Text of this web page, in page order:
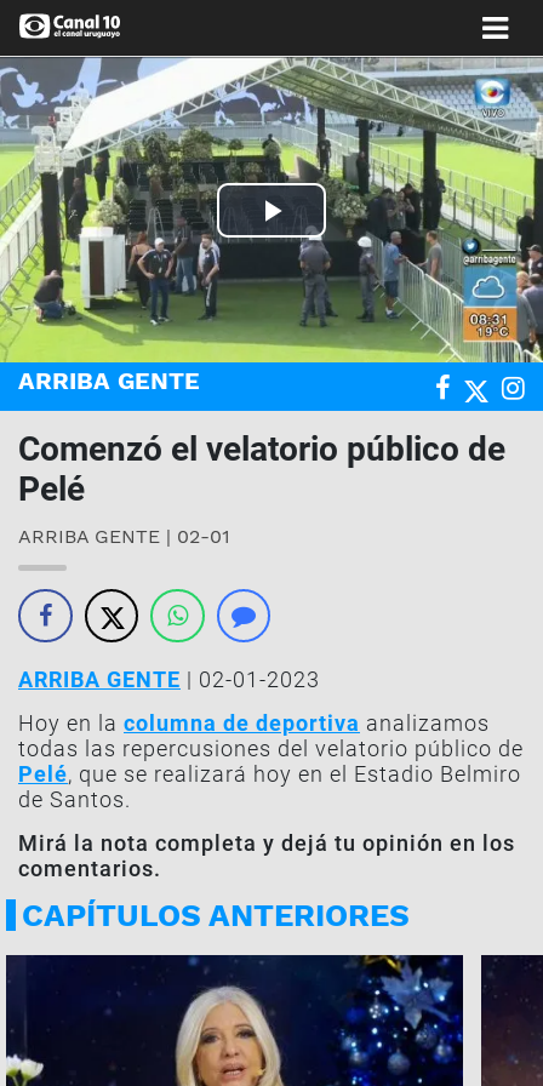
Play
Video
ARRIBA GENTE
Comenzó el velatorio público de
Pelé
ARRIBA GENTE | 02-01
ARRIBA GENTE | 02-01-2023
Hoy en la columna de deportiva analizamos
todas las repercusiones del velatorio público de
Pelé, que se realizará hoy en el Estadio Belmiro
de Santos.
Mirá la nota completa y dejá tu opinión en los
comentarios.
CAPÍTULOS ANTERIORES